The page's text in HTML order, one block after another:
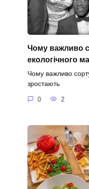
Чому важливо
екологічного
Чому важливо
зростають
0 2